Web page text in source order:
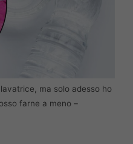
ma solo adesso ho
farne a meno –